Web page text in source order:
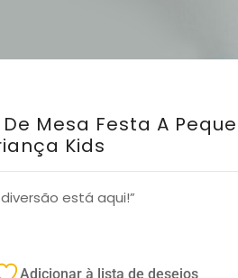
Mesa Festa A
Kids
está aqui!”
Adicionar à lista de desejos